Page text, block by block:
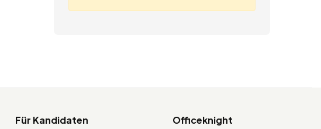
Für Kandidaten Officeknight